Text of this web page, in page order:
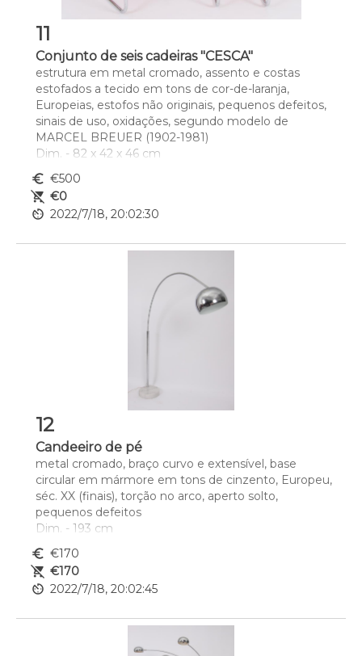
11
Conjunto de seis cadeiras "CESCA"
estrutura em metal cromado, assento e costas
estofados a tecido em tons de cor-de-laranja,
Europeias, estofos não originais, pequenos defeitos,
sinais de uso, oxidações, segundo modelo de
MARCEL BREUER (1902-1981)
Dim. - 82 x 42 x 46 cm
euro_symbol €500
remove_shopping_cart €0
av_timer 2022/7/18, 20:02:30
12
Candeeiro de pé
metal cromado, braço curvo e extensível, base
circular em mármore em tons de cinzento, Europeu,
séc. XX (finais), torção no arco, aperto solto,
pequenos defeitos
Dim. - 193 cm
euro_symbol €170
remove_shopping_cart €170
av_timer 2022/7/18, 20:02:45